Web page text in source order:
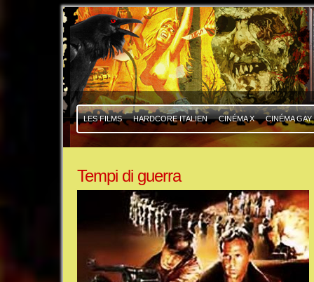
LES FILMS HARDCORE ITALIEN CINÉMA X CINÉMA GAY
Tempi di guerra